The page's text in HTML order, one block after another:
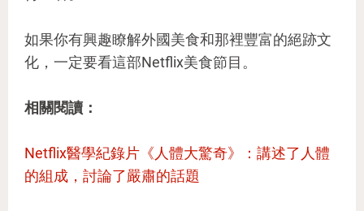
如果你有興趣瞭解外國美食和那裡豐富的絕跡文
化，一定要看這部Netflix美食節目。
相關閱讀：
Netflix醫學紀錄片《人體大驚奇》：講述了人體
的組成，討論了嚴肅的話題